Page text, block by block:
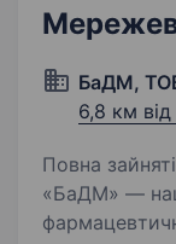
БаДМ,
6,8 км
Повна
«БаДМ» —